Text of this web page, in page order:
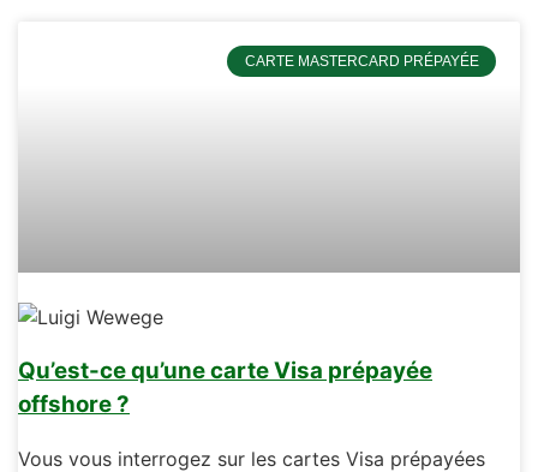
CARTE MASTERCARD PRÉPAYÉE
Qu’est-ce qu’une carte Visa prépayée
offshore ?
Vous vous interrogez sur les cartes Visa prépayées